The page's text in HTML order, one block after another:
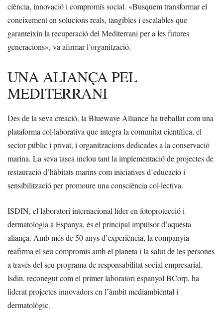
ciència, innovació i compromís social. «Busquem transformar el
coneixement en solucions reals, tangibles i escalables que
garanteixin la recuperació del Mediterrani per a les futures
generacions», va afirmar l’organització.
UNA ALIANÇA PEL
MEDITERRANI
Des de la seva creació, la Bluewave Alliance ha treballat com una
plataforma col·laborativa que integra la comunitat científica, el
sector públic i privat, i organitzacions dedicades a la conservació
marina. La seva tasca inclou tant la implementació de projectes de
restauració d’hàbitats marins com iniciatives d’educació i
sensibilització per promoure una consciència col·lectiva.
ISDIN, el laboratori internacional líder en fotoprotecció i
dermatologia a Espanya, és el principal impulsor d’aquesta
aliança. Amb més de 50 anys d’experiència, la companyia
reafirma el seu compromís amb el planeta i la salut de les persones
a través del seu programa de responsabilitat social empresarial.
Isdin, reconegut com el primer laboratori espanyol BCorp, ha
liderat projectes innovadors en l’àmbit mediambiental i
dermatològic.